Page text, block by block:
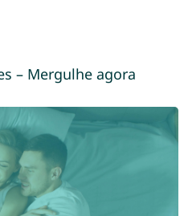
– Mergulhe agora